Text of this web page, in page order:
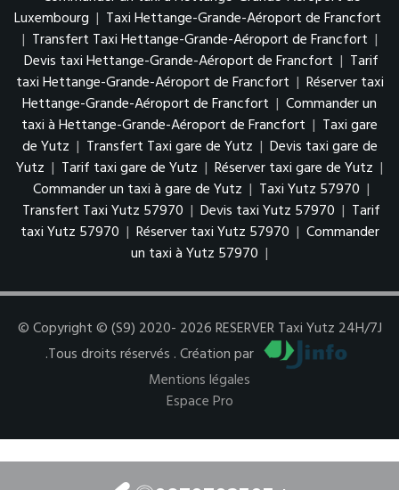
Luxembourg | Taxi Hettange-Grande-Aéroport de Francfort
| Transfert Taxi Hettange-Grande-Aéroport de Francfort |
Devis taxi Hettange-Grande-Aéroport de Francfort | Tarif
taxi Hettange-Grande-Aéroport de Francfort | Réserver taxi
Hettange-Grande-Aéroport de Francfort | Commander un
taxi à Hettange-Grande-Aéroport de Francfort | Taxi gare
de Yutz | Transfert Taxi gare de Yutz | Devis taxi gare de
Yutz | Tarif taxi gare de Yutz | Réserver taxi gare de Yutz |
Commander un taxi à gare de Yutz | Taxi Yutz 57970 |
Transfert Taxi Yutz 57970 | Devis taxi Yutz 57970 | Tarif
taxi Yutz 57970 | Réserver taxi Yutz 57970 | Commander
un taxi à Yutz 57970 |
© Copyright © (S9) 2020- 2026 RESERVER Taxi Yutz 24H/7J
.Tous droits réservés . Création par
Mentions légales
Espace Pro